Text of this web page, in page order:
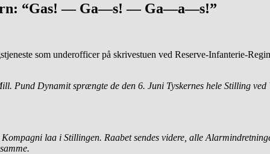
“Gas! — Ga—s! — Ga—a—s!”
som underofficer på skrivestuen ved Reserve-Infanterie-
Pund Dynamit sprængte de den 6. Juni Tyskernes hele Stilling
laa i Stillingen. Raabet sendes videre, alle